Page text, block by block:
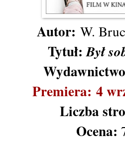
Autor:W.
Tytuł:Był
Premiera: 4
Liczba
Ocena: